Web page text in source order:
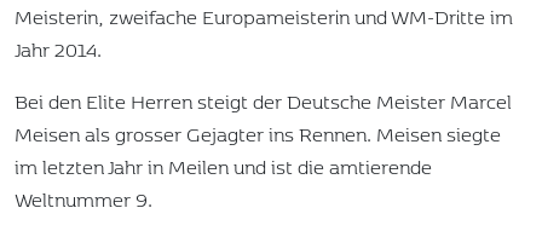
Meisterin, zweifache Europameisterin und WM-Dritte im
Jahr 2014.
Bei den Elite Herren steigt der Deutsche Meister Marcel
Meisen als grosser Gejagter ins Rennen. Meisen siegte
im letzten Jahr in Meilen und ist die amtierende
Weltnummer 9.